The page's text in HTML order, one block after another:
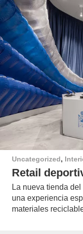
Uncategorized,
Retail
La nueva tienda
una experiencia
materiales